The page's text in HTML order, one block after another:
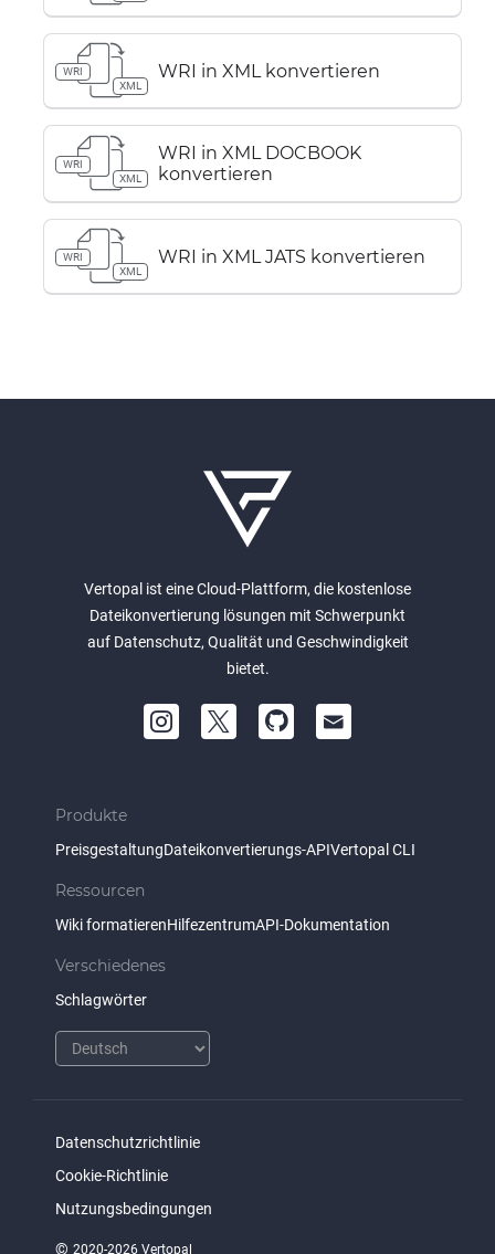
WRI
XML
WRI in XML konvertieren
WRI
XML
WRI in XML DOCBOOK
konvertieren
WRI
XML
WRI in XML JATS konvertieren
Vertopal ist eine Cloud-Plattform, die kostenlose
Dateikonvertierung lösungen mit Schwerpunkt
auf Datenschutz, Qualität und Geschwindigkeit
bietet.
Produkte
PreisgestaltungDateikonvertierungs-APIVertopal CLI
Ressourcen
Wiki formatierenHilfezentrumAPI-Dokumentation
Verschiedenes
Schlagwörter
Datenschutzrichtlinie
Cookie-Richtlinie
Nutzungsbedingungen
© 2020-2026 Vertopal